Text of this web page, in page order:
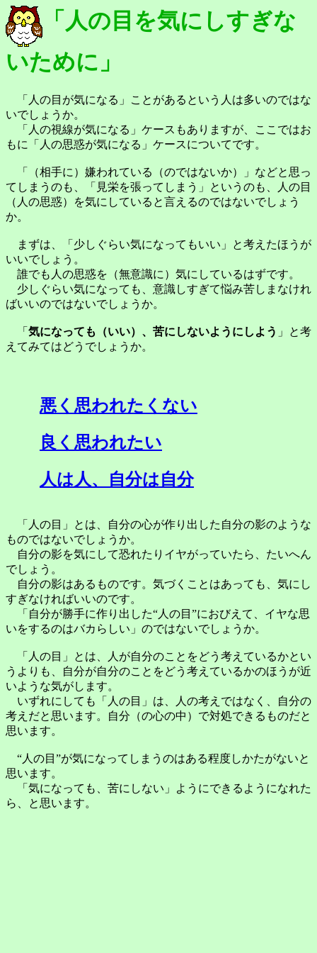
「人の目を気にしすぎな
いために」
「人の目が気になる」ことがあるという人は多いのではな
いでしょうか。
「人の視線が気になる」ケースもありますが、ここではお
もに「人の思惑が気になる」ケースについてです。
「（相手に）嫌われている（のではないか）」などと思っ
てしまうのも、「見栄を張ってしまう」というのも、人の目
（人の思惑）を気にしていると言えるのではないでしょう
か。
まずは、「少しぐらい気になってもいい」と考えたほうが
いいでしょう。
誰でも人の思惑を（無意識に）気にしているはずです。
少しぐらい気になっても、意識しすぎて悩み苦しまなけれ
ばいいのではないでしょうか。
「 気になっても（いい）、苦にしないようにしよう 」と考
えてみてはどうでしょうか。
悪く思われたくない
良く思われたい
人は人、自分は自分
「人の目」とは、自分の心が作り出した自分の影のような
ものではないでしょうか。
自分の影を気にして恐れたりイヤがっていたら、たいへん
でしょう。
自分の影はあるものです。気づくことはあっても、気にし
すぎなければいいのです。
「自分が勝手に作り出した“人の目”におびえて、イヤな思
いをするのはバカらしい」のではないでしょうか。
「人の目」とは、人が自分のことをどう考えているかとい
うよりも、自分が自分のことをどう考えているかのほうが近
いような気がします。
いずれにしても「人の目」は、人の考えではなく、自分の
考えだと思います。自分（の心の中）で対処できるものだと
思います。
“人の目”が気になってしまうのはある程度しかたがないと
思います。
「気になっても、苦にしない」ようにできるようになれた
ら、と思います。